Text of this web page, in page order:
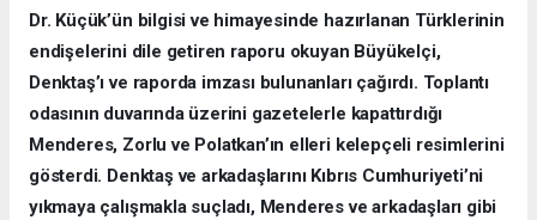
Dr. Küçük’ün bilgisi ve himayesinde hazırlanan Türklerinin
endişelerini dile getiren raporu okuyan Büyükelçi,
Denktaş’ı ve raporda imzası bulunanları çağırdı. Toplantı
odasının duvarında üzerini gazetelerle kapattırdığı
Menderes, Zorlu ve Polatkan’ın elleri kelepçeli resimlerini
gösterdi. Denktaş ve arkadaşlarını Kıbrıs Cumhuriyeti’ni
yıkmaya çalışmakla suçladı, Menderes ve arkadaşları gibi